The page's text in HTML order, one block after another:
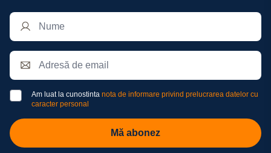
Am luat la cunostinta nota de informare privind prelucrarea datelor cu
caracter personal
Mă abonez